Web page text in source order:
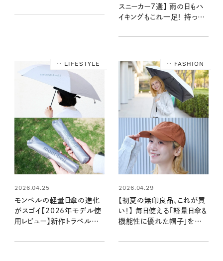
アップ！
スニーカー7選】 雨の日もハ
イキングもこれ一足！ 持って
デル
LIFESTYLE
2026.04.25
モンベルの軽量日傘の進化
がスゴイ【2026年モデル使
用レビュー】新作トラベルタイ
長傘もチェック
FASHION
2026.04.29
【初夏の無印良品、これが買
い！】 毎日使える「軽量日傘＆
機能性に優れた帽子」を三